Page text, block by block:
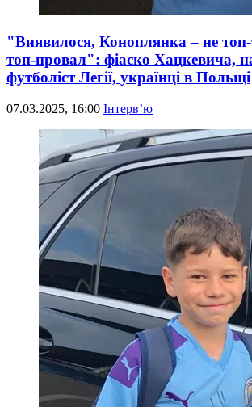
"Виявилося, Коноплянка – не
топ-провал": фіаско Хацкевича,
футболіст Легії, українці в Польщі
07.03.2025, 16:00 Інтерв’ю